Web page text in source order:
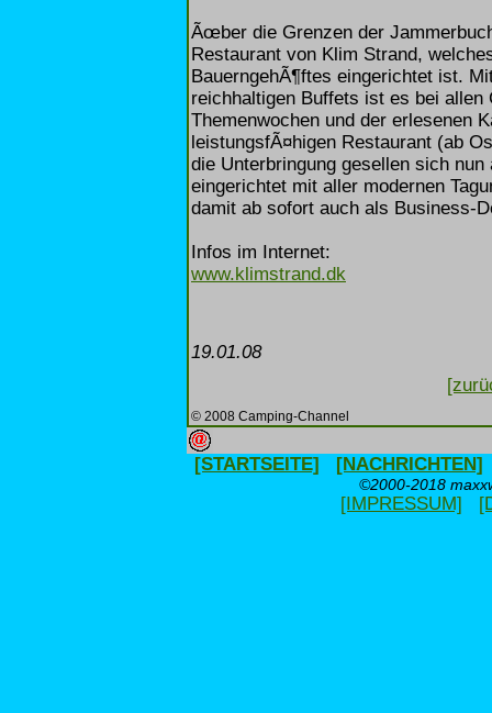
Ãœber die Grenzen der
Restaurant von Klim Strand,
BauerngehÃ¶ftes eingerichtet ist.
reichhaltigen Buffets ist es bei allen
Themenwochen und der erlesenen
leistungsfÃ¤higen Restaurant (ab
die Unterbringung gesellen sich
eingerichtet mit aller modernen
damit ab sofort auch als Business-
Infos im Internet:
www.klimstrand.dk
19.01.08
© 2008 Camping-Channel
[STARTSEITE] [NACHRICHTEN]
©2000-2018
[IMPRESSUM]